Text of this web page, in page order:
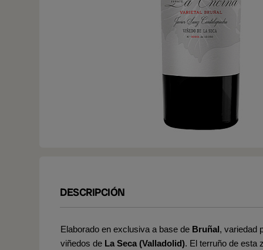
DESCRIPCIÓN
Elaborado en exclusiva a base de Bruñal, variedad
viñedos de La Seca (Valladolid). El terruño de esta